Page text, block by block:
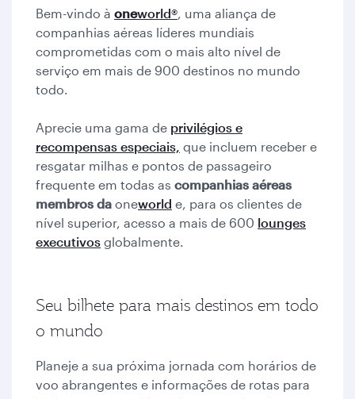
Bem-vindo à oneworld®, uma aliança de
companhias aéreas líderes mundiais
comprometidas com o mais alto nível de
serviço em mais de 900 destinos no mundo
todo.
Aprecie uma gama de privilégios e
recompensas especiais, que incluem receber e
resgatar milhas e pontos de passageiro
frequente em todas as companhias aéreas
membros da oneworld e, para os clientes de
nível superior, acesso a mais de 600 lounges
executivos globalmente.
Seu bilhete para mais destinos em todo
o mundo
Planeje a sua próxima jornada com horários de
voo abrangentes e informações de rotas para